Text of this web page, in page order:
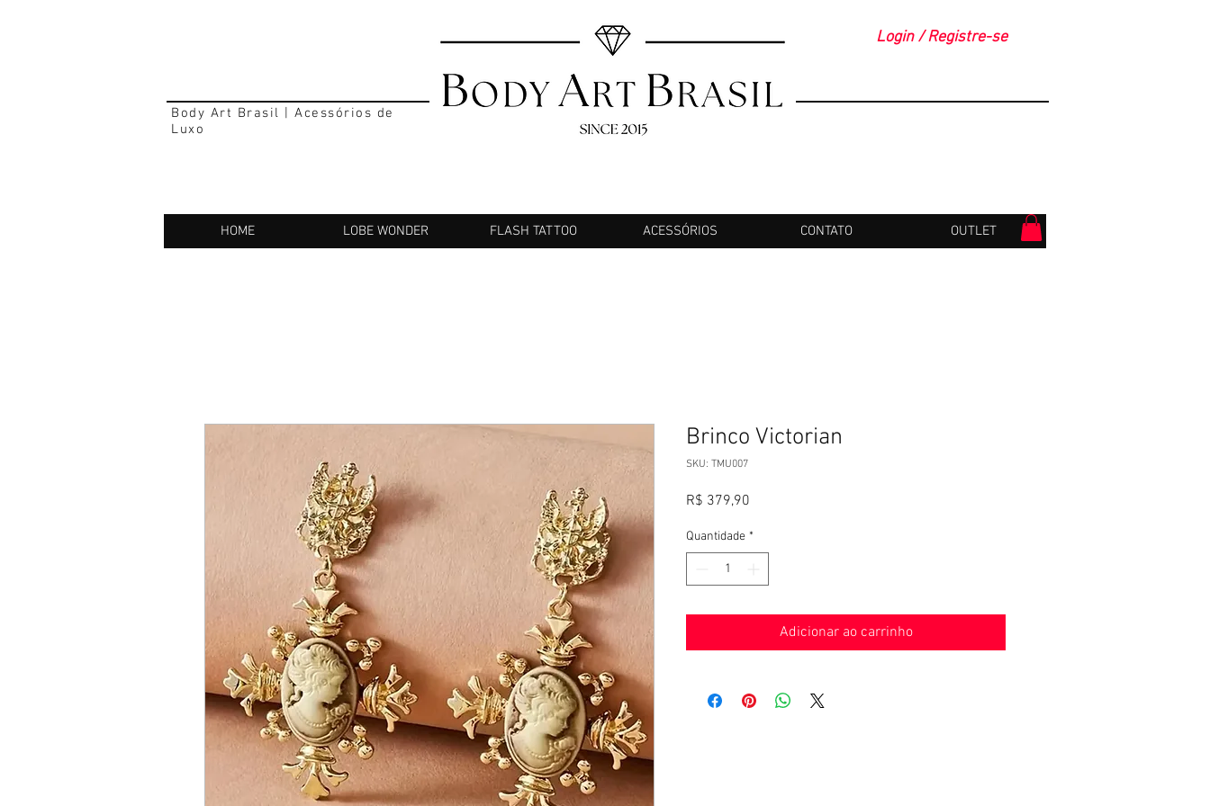
Body Art Brasil | Acessórios de
Luxo
Login / Registre-se
HOME LOBE WONDER FLASH TATTOO ACESSÓRIOS CONTATO OUTLET
Brinco Victorian
SKU: TMU007
R$ 379,90
Quantidade *
Adicionar ao carrinho